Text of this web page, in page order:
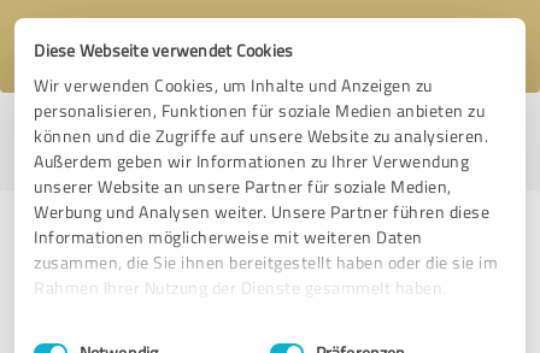
Diese Webseite verwendet Cookies
Wir verwenden Cookies, um Inhalte und Anzeigen zu
personalisieren, Funktionen für soziale Medien anbieten zu
können und die Zugriffe auf unsere Website zu analysieren.
Außerdem geben wir Informationen zu Ihrer Verwendung
unserer Website an unsere Partner für soziale Medien,
Werbung und Analysen weiter. Unsere Partner führen diese
Informationen möglicherweise mit weiteren Daten
zusammen, die Sie ihnen bereitgestellt haben oder die sie im
Rahmen Ihrer Nutzung der Dienste gesammelt haben.
Impressum Datenschutzbestimmungen
Einwilligungsauswahl
Ich stimme den
Profil aktiv seit 01.12.2015 |Letzte Aktualisierung: 10.05.2021|Profil
melden
Erfahrungen zu weiteren
Anbietern aus dem Bereich